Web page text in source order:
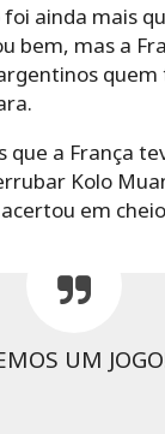
ainda mais
bem, mas a
que a França
Kolo
em
UM